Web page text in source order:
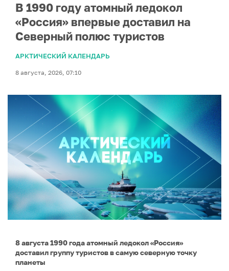
В 1990 году атомный ледокол
«Россия» впервые доставил на
Северный полюс туристов
АРКТИЧЕСКИЙ КАЛЕНДАРЬ
8 августа, 2026, 07:10
8 августа 1990 года атомный ледокол «Россия»
доставил группу туристов в самую северную точку
планеты